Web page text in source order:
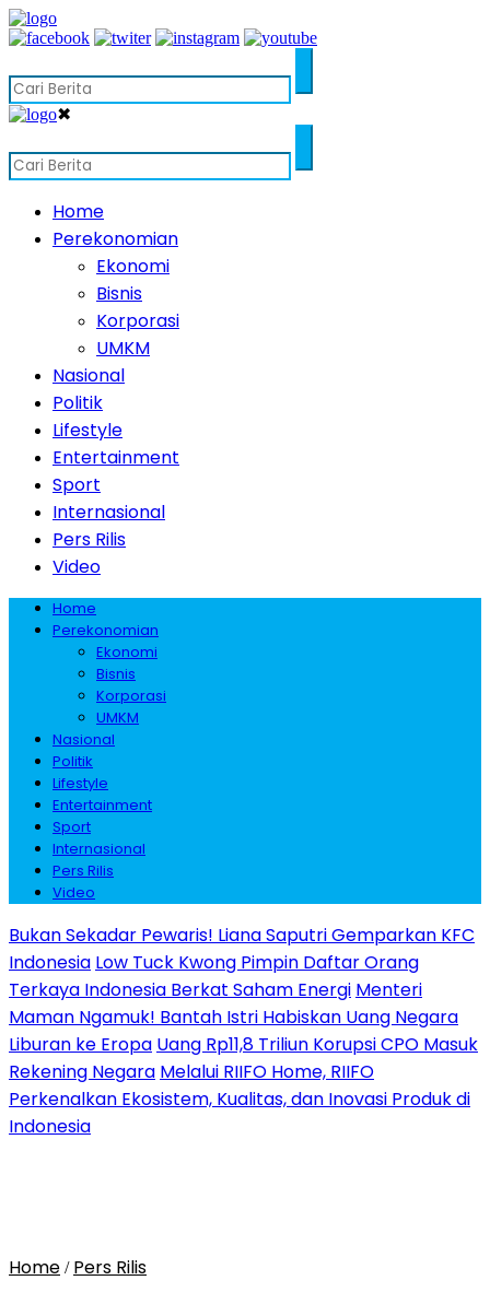
✖
Home
Perekonomian
Ekonomi
Bisnis
Korporasi
UMKM
Nasional
Politik
Lifestyle
Entertainment
Sport
Internasional
Pers Rilis
Video
Home
Perekonomian
Ekonomi
Bisnis
Korporasi
UMKM
Nasional
Politik
Lifestyle
Entertainment
Sport
Internasional
Pers Rilis
Video
Bukan Sekadar Pewaris! Liana Saputri Gemparkan KFC
Indonesia Low Tuck Kwong Pimpin Daftar Orang
Terkaya Indonesia Berkat Saham Energi Menteri
Maman Ngamuk! Bantah Istri Habiskan Uang Negara
Liburan ke Eropa Uang Rp11,8 Triliun Korupsi CPO Masuk
Rekening Negara Melalui RIIFO Home, RIIFO
Perkenalkan Ekosistem, Kualitas, dan Inovasi Produk di
Indonesia
Home / Pers Rilis